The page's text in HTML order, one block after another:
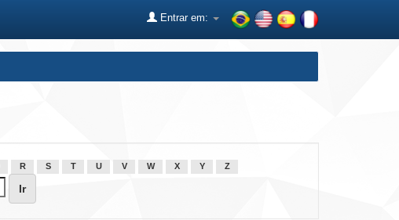
Entrar em:
R S T U V W X Y Z